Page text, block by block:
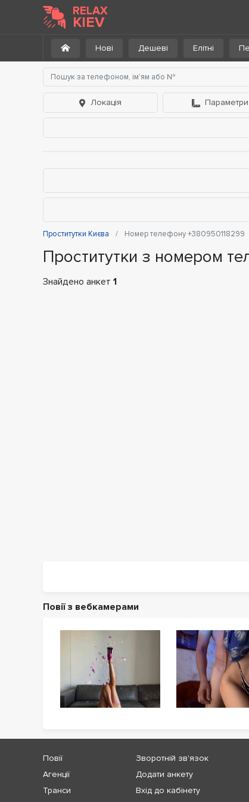
RELAX
KIEV
Нові Дешеві Елітні
Локація Параметри
Проститутки Києва Номер телефону +380950118299
Проститутки з номером
Знайдено анкет 1
Повії з вебкамерами
Повії
Агенції
Транси
Зворотній зв'язок
Додати анкету
Вхід до кабінету